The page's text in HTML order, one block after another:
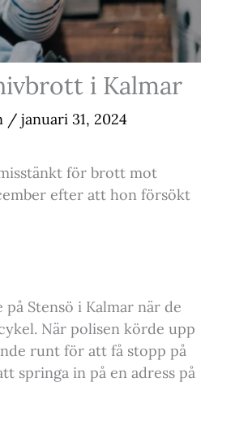
i Kalmar
/ januari 31, 2024
för brott mot
efter att hon försökt
Stensö i Kalmar när de
När polisen körde upp
runt för att få stopp på
springa in på en adress på